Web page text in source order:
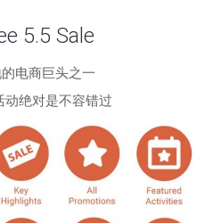
5.5 Sale
电商巨头之一
动绝对是不容错过